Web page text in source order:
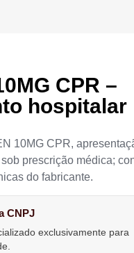
CPR –
hospitalar
10MG CPR,
prescrição médica;
do fabricante.
CNPJ
exclusivamente para